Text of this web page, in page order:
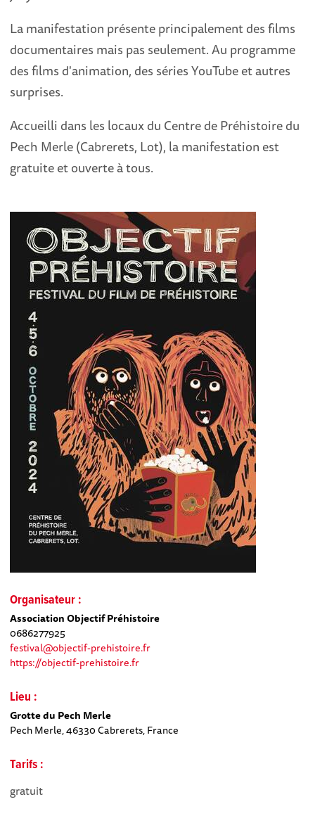
La manifestation présente principalement des films
documentaires mais pas seulement. Au programme
des films d'animation, des séries YouTube et autres
surprises.
Accueilli dans les locaux du Centre de Préhistoire du
Pech Merle (Cabrerets, Lot), la manifestation est
gratuite et ouverte à tous.
Organisateur :
Association Objectif Préhistoire
0686277925
festival@objectif-prehistoire.fr
https://objectif-prehistoire.fr
Lieu :
Grotte du Pech Merle
Pech Merle, 46330 Cabrerets, France
Tarifs :
gratuit